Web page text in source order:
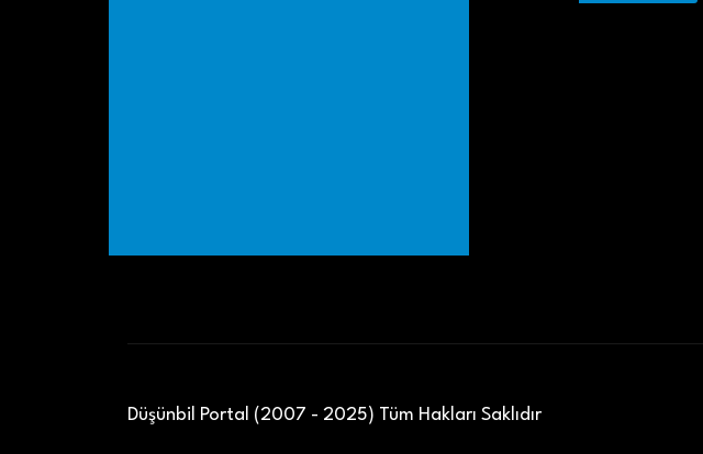
Düşünbil Portal (2007 - 2025) Tüm Hakları Saklıdır